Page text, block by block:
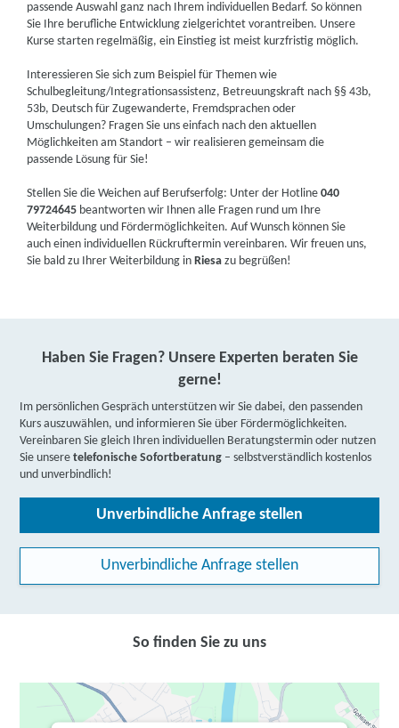
passende Auswahl ganz nach Ihrem individuellen Bedarf. So können
Sie Ihre berufliche Entwicklung zielgerichtet vorantreiben. Unsere
Kurse starten regelmäßig, ein Einstieg ist meist kurzfristig möglich.
Interessieren Sie sich zum Beispiel für Themen wie
Schulbegleitung/Integrationsassistenz, Betreuungskraft nach §§ 43b,
53b, Deutsch für Zugewanderte, Fremdsprachen oder
Umschulungen? Fragen Sie uns einfach nach den aktuellen
Möglichkeiten am Standort – wir realisieren gemeinsam die
passende Lösung für Sie!
Stellen Sie die Weichen auf Berufserfolg: Unter der Hotline040
79724645 beantworten wir Ihnen alle Fragen rund um Ihre
Weiterbildung und Fördermöglichkeiten. Auf Wunsch können Sie
auch einen individuellen Rückruftermin vereinbaren. Wir freuen uns,
Sie bald zu Ihrer Weiterbildung inRiesa zu begrüßen!
Haben Sie Fragen? Unsere Experten beraten Sie
gerne!
Im persönlichen Gespräch unterstützen wir Sie dabei, den passenden
Kurs auszuwählen, und informieren Sie über Fördermöglichkeiten.
Vereinbaren Sie gleich Ihren individuellen Beratungstermin oder nutzen
Sie unseretelefonische Sofortberatung – selbstverständlich kostenlos
und unverbindlich!
Unverbindliche Anfrage stellen
Unverbindliche Anfrage stellen
So finden Sie zu uns